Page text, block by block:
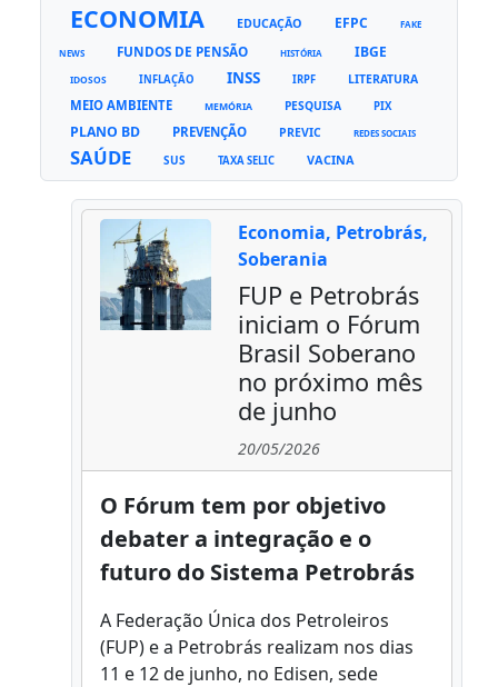
ECONOMIA EDUCAÇÃO EFPC FAKE
NEWS FUNDOS DE PENSÃO HISTÓRIA IBGE
IDOSOS INFLAÇÃO INSS IRPF LITERATURA
MEIO AMBIENTE MEMÓRIA PESQUISA PIX
PLANO BD PREVENÇÃO PREVIC REDES SOCIAIS
SAÚDE SUS TAXA SELIC VACINA
Economia, Petrobrás,
Soberania
FUP e Petrobrás
iniciam o Fórum
Brasil Soberano
no próximo mês
de junho
20/05/2026
O Fórum tem por objetivo
debater a integração e o
futuro do Sistema Petrobrás
A Federação Única dos Petroleiros
(FUP) e a Petrobrás realizam nos dias
11 e 12 de junho, no Edisen, sede